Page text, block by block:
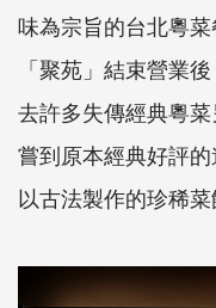
味為宗旨的台北粵
「聚苑」結束營業
去許多失傳經典粵
嘗到原本經典好評
以古法製作的珍稀菜